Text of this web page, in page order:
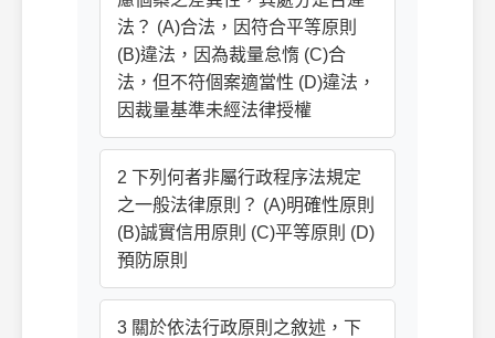
法？ (A)合法，因符合平等原則
(B)違法，因為裁量怠惰 (C)合
法，但不符個案適當性 (D)違法，
因裁量基準未經法律授權
2 下列何者非屬行政程序法規定
之一般法律原則？ (A)明確性原則
(B)誠實信用原則 (C)平等原則 (D)
預防原則
3 關於依法行政原則之敘述，下